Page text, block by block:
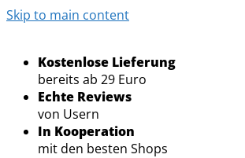
Skip to main content
Kostenlose Lieferung
bereits ab 29 Euro
Echte Reviews
von Usern
In Kooperation
mit den besten Shops